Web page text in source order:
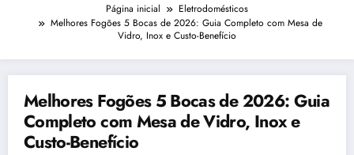
Página inicial
Eletrodomésticos
Melhores Fogões 5 Bocas de 2026: Guia Completo com Mesa de
Vidro, Inox e Custo-Benefício
Melhores Fogões 5 Bocas de 2026: Guia
Completo com Mesa de Vidro, Inox e
Custo-Benefício